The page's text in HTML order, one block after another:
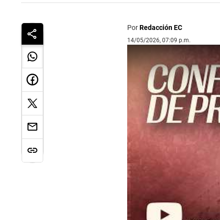
PorRedacción EC
14/05/2026, 07:09 p.m.